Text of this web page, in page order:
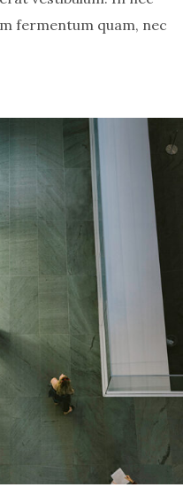
fermentum quam, nec